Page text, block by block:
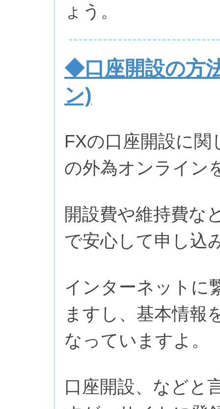
ょう。
◆口座開設の方
ン)
FXの口座開設に関
の外為オンライン
開設費や維持費な
で安心して申し込
インターネットに
ますし、基本情報
なっていますよ。
口座開設、などと